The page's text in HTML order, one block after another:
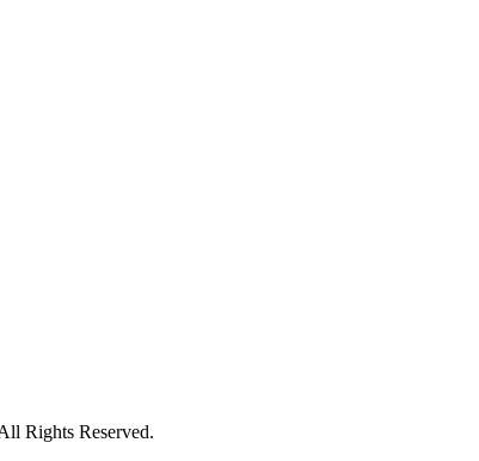
Rights Reserved.